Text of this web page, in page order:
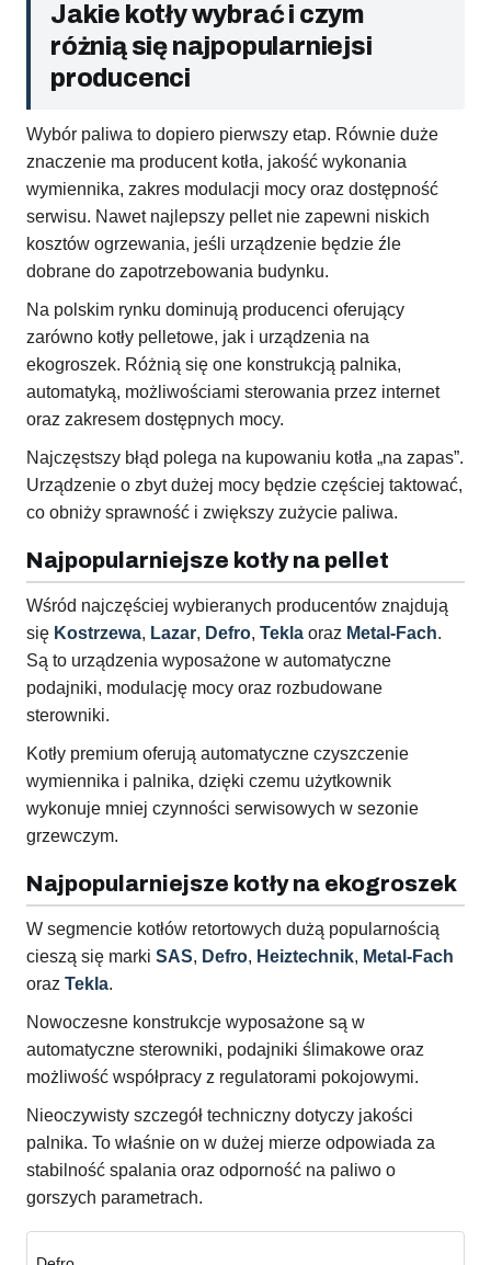
Jakie kotły wybrać i czym
różnią się najpopularniejsi
producenci
Wybór paliwa to dopiero pierwszy etap. Równie duże
znaczenie ma producent kotła, jakość wykonania
wymiennika, zakres modulacji mocy oraz dostępność
serwisu. Nawet najlepszy pellet nie zapewni niskich
kosztów ogrzewania, jeśli urządzenie będzie źle
dobrane do zapotrzebowania budynku.
Na polskim rynku dominują producenci oferujący
zarówno kotły pelletowe, jak i urządzenia na
ekogroszek. Różnią się one konstrukcją palnika,
automatyką, możliwościami sterowania przez internet
oraz zakresem dostępnych mocy.
Najczęstszy błąd polega na kupowaniu kotła „na zapas”.
Urządzenie o zbyt dużej mocy będzie częściej taktować,
co obniży sprawność i zwiększy zużycie paliwa.
Najpopularniejsze kotły na pellet
Wśród najczęściej wybieranych producentów znajdują
się Kostrzewa, Lazar, Defro, Tekla oraz Metal-Fach.
Są to urządzenia wyposażone w automatyczne
podajniki, modulację mocy oraz rozbudowane
sterowniki.
Kotły premium oferują automatyczne czyszczenie
wymiennika i palnika, dzięki czemu użytkownik
wykonuje mniej czynności serwisowych w sezonie
grzewczym.
Najpopularniejsze kotły na ekogroszek
W segmencie kotłów retortowych dużą popularnością
cieszą się marki SAS, Defro, Heiztechnik, Metal-Fach
oraz Tekla.
Nowoczesne konstrukcje wyposażone są w
automatyczne sterowniki, podajniki ślimakowe oraz
możliwość współpracy z regulatorami pokojowymi.
Nieoczywisty szczegół techniczny dotyczy jakości
palnika. To właśnie on w dużej mierze odpowiada za
stabilność spalania oraz odporność na paliwo o
gorszych parametrach.